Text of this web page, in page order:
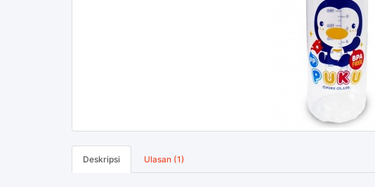
Deskripsi Ulasan (1)